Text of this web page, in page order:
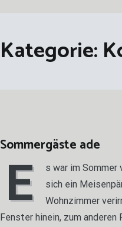
Kategorie:
Sommergäste ade
E
s war im Sommer
sich ein
Wohnzimmer
Fenster hinein, zum anderen